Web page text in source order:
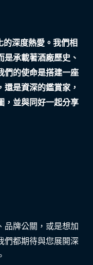
深度熱愛。我們相
承載著酒廠歷史、
們的使命是搭建一座
是資深的鑑賞家，
，並與同好一起分享
品牌公關，或是想加
們都期待與您展開深